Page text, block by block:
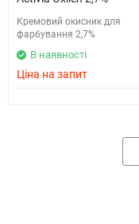
Кремовий окисник для
фарбування 2,7%
В наявності
Ціна на запит